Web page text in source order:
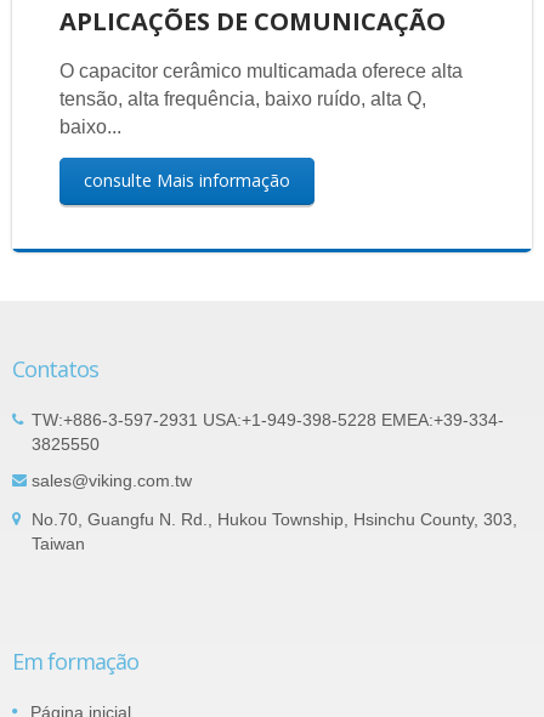
APLICAÇÕES DE COMUNICAÇÃO
O capacitor cerâmico multicamada oferece alta
tensão, alta frequência, baixo ruído, alta Q,
baixo...
consulte Mais informação
Contatos
TW:+886-3-597-2931 USA:+1-949-398-5228 EMEA:+39-334-
3825550
sales@viking.com.tw
No.70, Guangfu N. Rd., Hukou Township, Hsinchu County, 303,
Taiwan
Em formação
Página inicial